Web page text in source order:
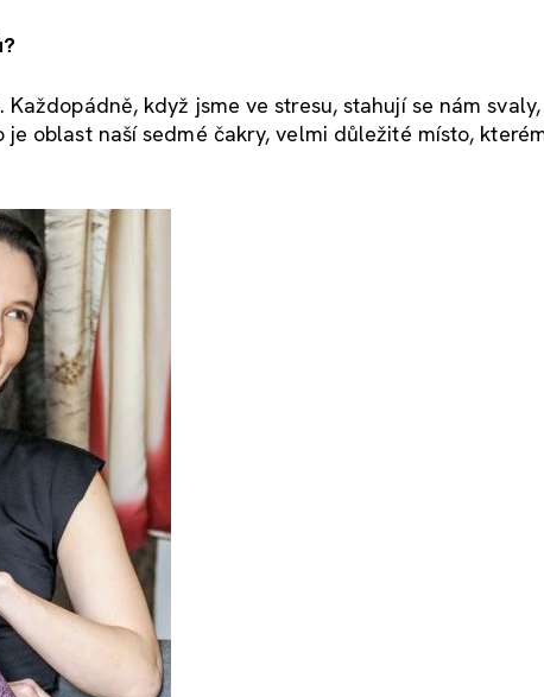
když jsme ve stresu, stahují se nám
oblast naší sedmé čakry, velmi důležité místo,